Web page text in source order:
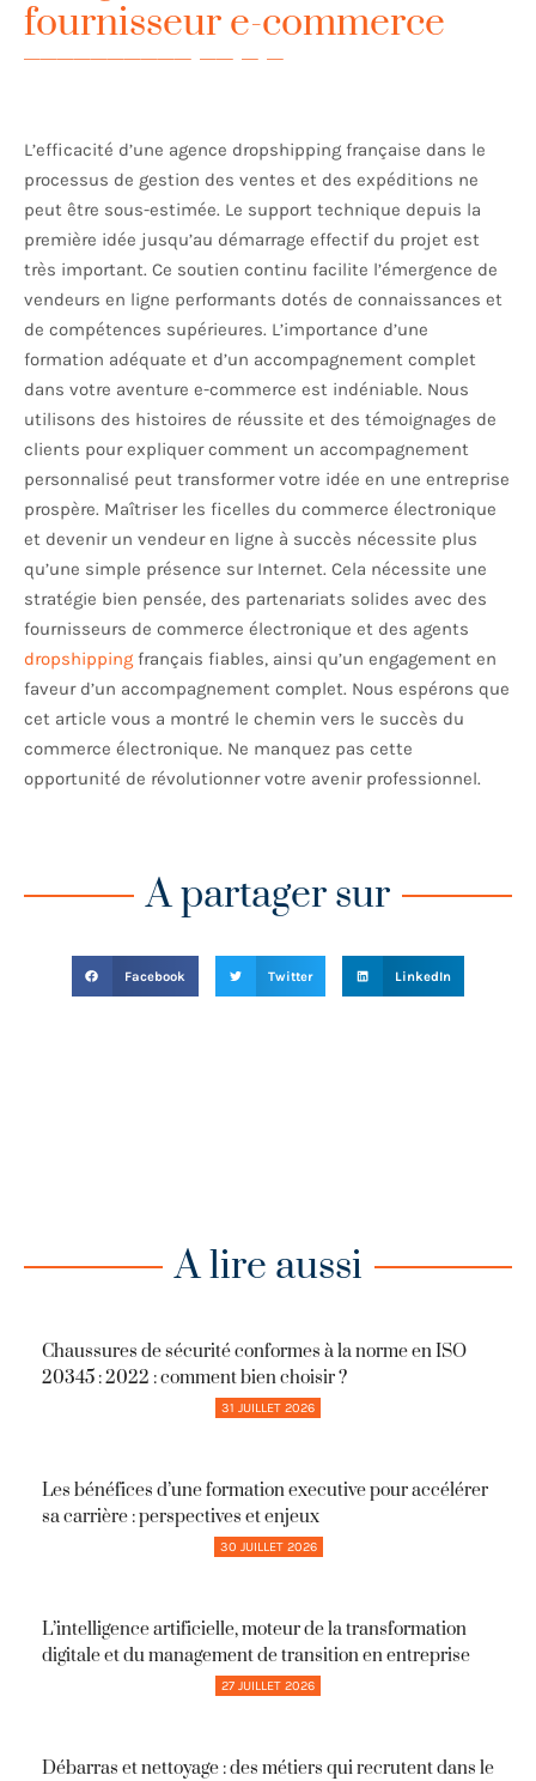
fournisseur e-commerce
L’efficacité d’une agence dropshipping française dans le
processus de gestion des ventes et des expéditions ne
peut être sous-estimée. Le support technique depuis la
première idée jusqu’au démarrage effectif du projet est
très important. Ce soutien continu facilite l’émergence de
vendeurs en ligne performants dotés de connaissances et
de compétences supérieures. L’importance d’une
formation adéquate et d’un accompagnement complet
dans votre aventure e-commerce est indéniable. Nous
utilisons des histoires de réussite et des témoignages de
clients pour expliquer comment un accompagnement
personnalisé peut transformer votre idée en une entreprise
prospère. Maîtriser les ficelles du commerce électronique
et devenir un vendeur en ligne à succès nécessite plus
qu’une simple présence sur Internet. Cela nécessite une
stratégie bien pensée, des partenariats solides avec des
fournisseurs de commerce électronique et des agents
dropshipping français fiables, ainsi qu’un engagement en
faveur d’un accompagnement complet. Nous espérons que
cet article vous a montré le chemin vers le succès du
commerce électronique. Ne manquez pas cette
opportunité de révolutionner votre avenir professionnel.
A partager sur
Facebook Twitter LinkedIn
A lire aussi
Chaussures de sécurité conformes à la norme en ISO
20345 : 2022 : comment bien choisir ?
31 JUILLET 2026
Les bénéfices d’une formation executive pour accélérer
sa carrière : perspectives et enjeux
30 JUILLET 2026
L’intelligence artificielle, moteur de la transformation
digitale et du management de transition en entreprise
27 JUILLET 2026
Débarras et nettoyage : des métiers qui recrutent dans le